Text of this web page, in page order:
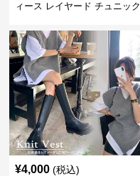
ィース レイヤード チュニック
¥4,000 (税込)